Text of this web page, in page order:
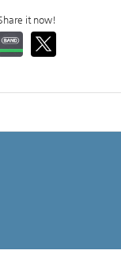
it now!